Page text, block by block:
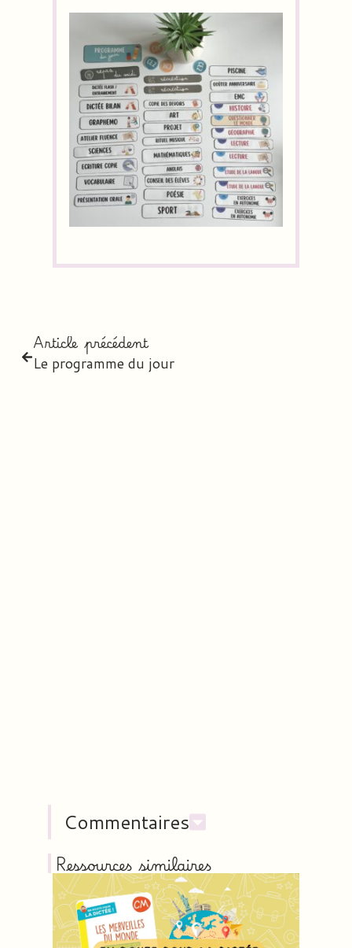
Article précédent
Le programme du jour
Commentaires
Ressources similaires